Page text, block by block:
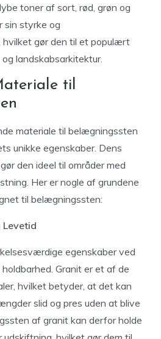
toner af sort, rød, grøn og
sin styrke og
hvilket gør den til et populært
landskabsarkitektur.
til
materiale til belægningssten
unikke egenskaber. Dens
den ideel til områder med
Her er nogle af grundene
til belægningssten:
Levetid
egenskaber ved
Granit er et af de
hvilket betyder, at det kan
slid og pres uden at blive
af granit kan derfor holde